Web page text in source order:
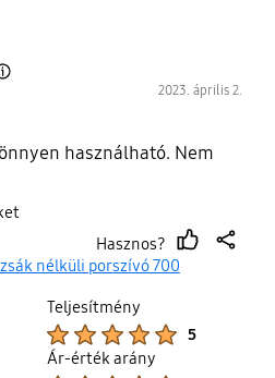
2023. április 2.
használható. Nem
Hasznos?
thumb
nélküli porszívó 700
Teljesítmény
5
Ár-érték arány